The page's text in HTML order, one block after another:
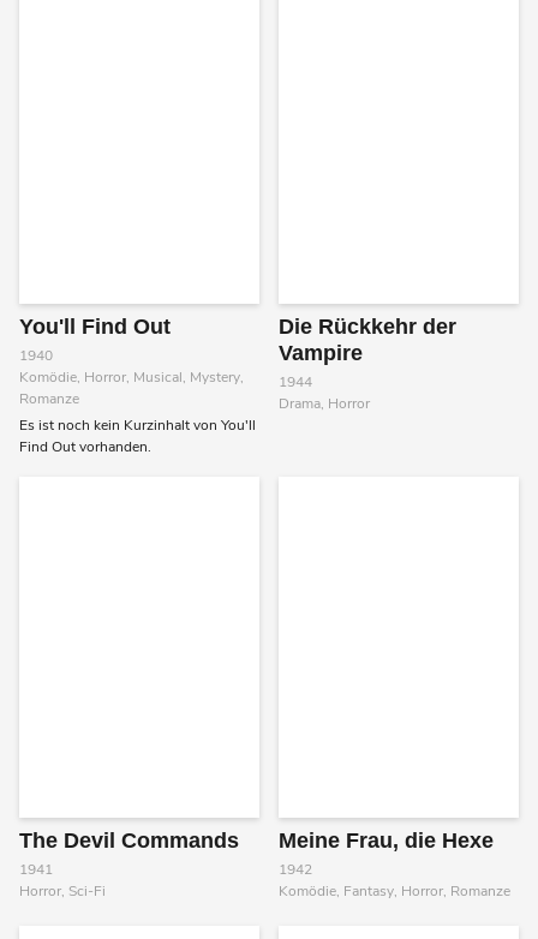
You'll Find Out
1940
Komödie, Horror, Musical, Mystery,
Romanze
Es ist noch kein Kurzinhalt von You'll
Find Out vorhanden.
Die Rückkehr der
Vampire
1944
Drama, Horror
The Devil Commands
1941
Horror, Sci-Fi
Meine Frau, die Hexe
1942
Komödie, Fantasy, Horror, Romanze